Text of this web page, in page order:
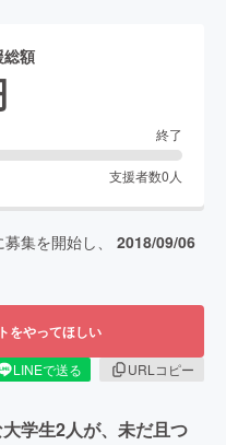
総額
終了
支援者数0 人
募集を開始し、 2018/09/06
をやってほしい
LINEで送る
URLコピー
学生2人が、未だ且つ